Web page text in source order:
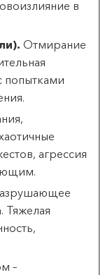
в
Отмирание
попытками
агрессия
Тяжелая
–